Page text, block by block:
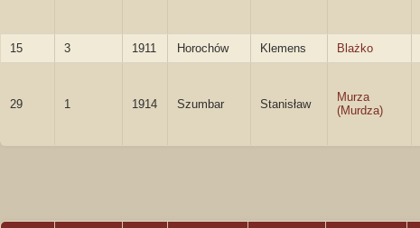
15 3 1911 Horochów Klemens Blażko
29 1 1914 Szumbar Stanisław
Murza
(Murdza)